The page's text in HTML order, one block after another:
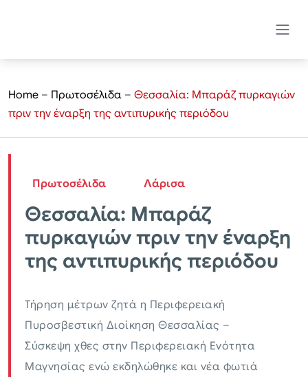
Home – Πρωτοσέλιδα – Θεσσαλία: Μπαράζ πυρκαγιών
πριν την έναρξη της αντιπυρικής περιόδου
Πρωτοσέλιδα Λάρισα
Θεσσαλία: Μπαράζ
πυρκαγιών πριν την έναρξη
της αντιπυρικής περιόδου
Τήρηση μέτρων ζητά η Περιφερειακή
Πυροσβεστική Διοίκηση Θεσσαλίας –
Σύσκεψη χθες στην Περιφερειακή Ενότητα
Μαγνησίας ενώ εκδηλώθηκε και νέα φωτιά